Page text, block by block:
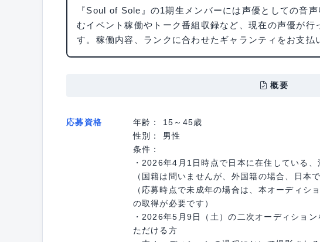
『Soul of Sole』の1期生メンバーには声優としての音
むイベント稼働やトーク番組収録など、現在の声優が行
す。稼働内容、ランクに合わせたギャランティをお支払
概要
応募資格
年齢： 15～45歳
性別： 男性
条件：
・2026年4月1日時点で日本に在住している
（国籍は問いませんが、外国籍の場合、日本
（応募時点で未成年の場合は、本オーディシ
の取得が必要です）
・2026年5月9日（土）の二次オーディショ
ただける方